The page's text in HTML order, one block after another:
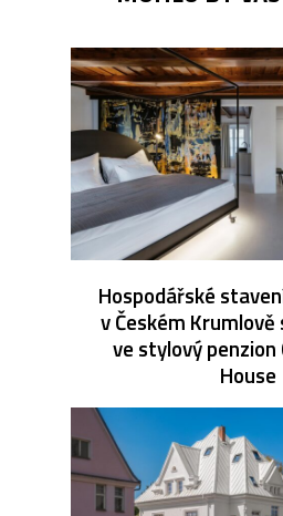
Hospodářské
v Českém
ve stylový
House